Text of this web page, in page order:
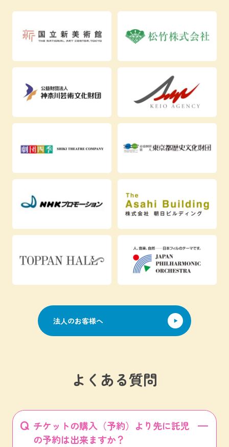
法人のお客様へ
よくある質問
チケットの購入（予約）より先に託児
の予約は出来ますか？